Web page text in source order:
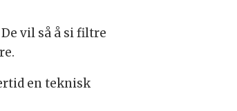
vil så å si filtre
en teknisk